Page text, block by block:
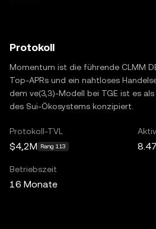
Protokoll
Momentum ist die führende CLMM
Top-APRs und ein nahtloses
dem ve(3,3)-Modell bei TGE ist es
des Sui-Ökosystems konzipiert.
Protokoll-TVL
$4,2M Rang 113
Betriebszeit
16 Monate